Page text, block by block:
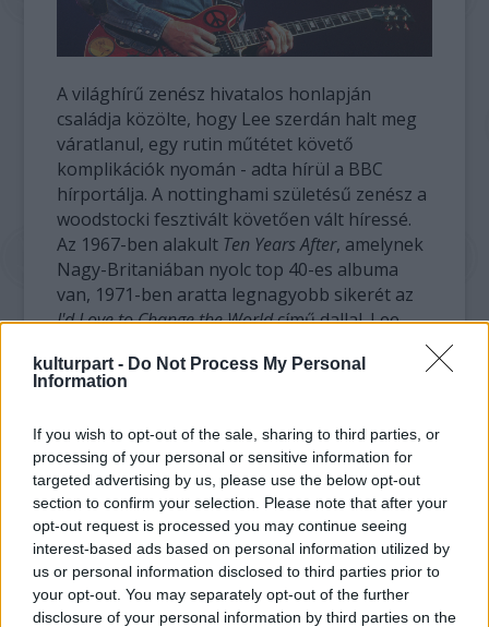
kulturpart - Do Not Process My Personal
Information
If you wish to opt-out of the sale, sharing to third parties, or
processing of your personal or sensitive information for
targeted advertising by us, please use the below opt-out
section to confirm your selection. Please note that after your
opt-out request is processed you may continue seeing
interest-based ads based on personal information utilized by
us or personal information disclosed to third parties prior to
your opt-out. You may separately opt-out of the further
disclosure of your personal information by third parties on the
A világhírű zenész hivatalos honlapján
családja közölte, hogy Lee szerdán halt meg
váratlanul, egy rutin műtétet követő
komplikációk nyomán - adta hírül a BBC
hírportálja. A nottinghami születésű zenész a
woodstocki fesztivált követően vált híressé.
Az 1967-ben alakult Ten Years After, amelynek
Nagy-Britaniában nyolc top 40-es albuma
van, 1971-ben aratta legnagyobb sikerét az
I'd Love to Change the Worldcímű dallal. Lee
Lee együtt dolgozott George Harrisonnal,
Fleetwooddal azOn the Road to Freedomcímű
első szóló albumán 1973-ban. Múlt év
augusztusában adta ki utolsó, 14. lemezét
Still on the Road to Freedomcímmel. A Guitar
World című folyóiratnak adott interjújában a
közelmúltban arról beszélt, hogy még mindig
naponta kézbe veszi gitárját.